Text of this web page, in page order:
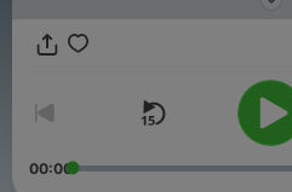
00:00